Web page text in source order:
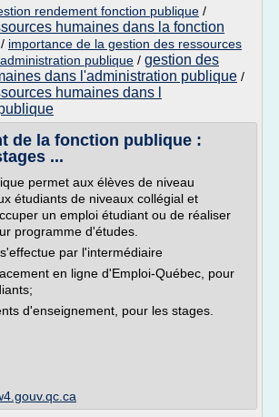
rendement fonction publique /
humaines dans la fonction
importance de la gestion des ressources
publique / gestion des
dans l'administration publique /
humaines dans l
de la fonction publique :
...
permet aux élèves de niveau
étudiants de niveaux collégial et
un emploi étudiant ou de réaliser
programme d'études.
par l'intermédiaire
en ligne d'Emploi-Québec, pour
d'enseignement, pour les stages.